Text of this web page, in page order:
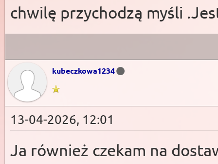
chwilę przychodzą myśli
kubeczkowa1234
13-04-2026, 12:01
Ja również czekam na